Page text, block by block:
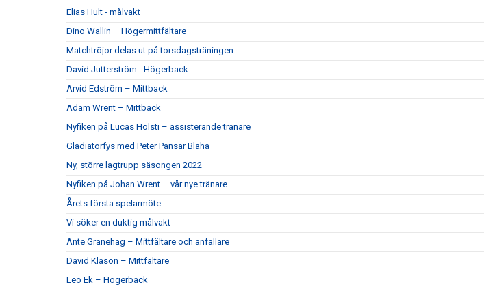
Elias Hult - målvakt
Dino Wallin – Högermittfältare
Matchtröjor delas ut på torsdagsträningen
David Jutterström - Högerback
Arvid Edström – Mittback
Adam Wrent – Mittback
Nyfiken på Lucas Holsti – assisterande tränare
Gladiatorfys med Peter Pansar Blaha
Ny, större lagtrupp säsongen 2022
Nyfiken på Johan Wrent – vår nye tränare
Årets första spelarmöte
Vi söker en duktig målvakt
Ante Granehag – Mittfältare och anfallare
David Klason – Mittfältare
Leo Ek – Högerback